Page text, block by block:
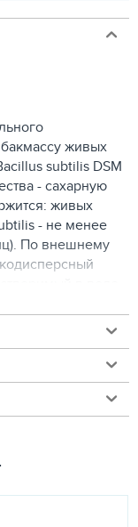
живых
subtilis DSM
- сахарную
живых
- не менее
По внешнему
г (2 дозы); 5,0 г
г (100 доз);
из
банки